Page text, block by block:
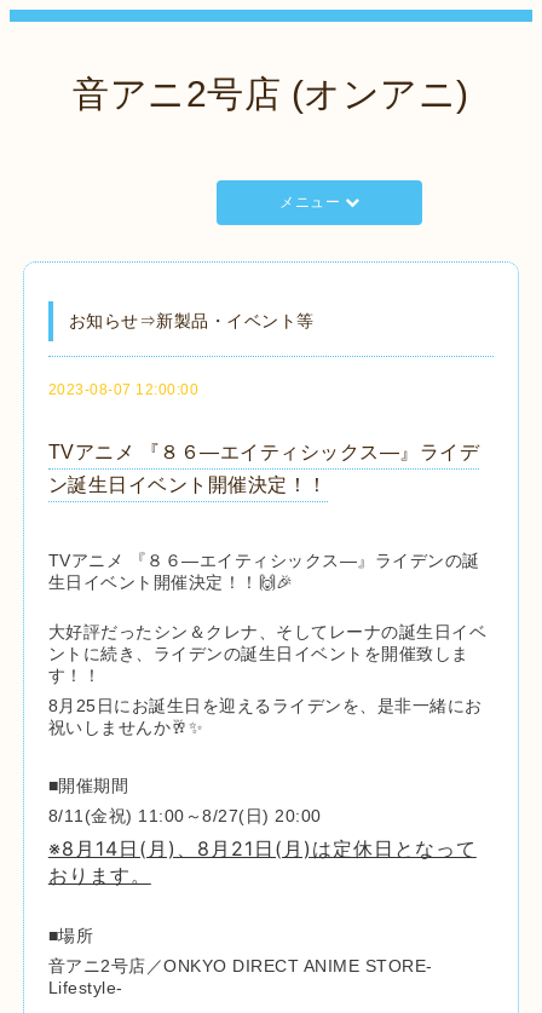
音アニ2号店 (オンアニ)
メニュー
お知らせ⇒新製品・イベント等
2023-08-07 12:00:00
TVアニメ 『８６―エイティシックス―』ライデ
ン誕生日イベント開催決定！！
TVアニメ 『８６―エイティシックス―』ライデンの誕
生日イベント開催決定！！🙌🎉
大好評だったシン＆クレナ、そしてレーナの誕生日イベ
ントに続き、ライデンの誕生日イベントを開催致しま
す！！
8月25日にお誕生日を迎えるライデンを、是非一緒にお
祝いしませんか🥂✨
■開催期間
8/11(金祝) 11:00～8/27(日) 20:00
※8月14日(月)、8月21日(月)は定休日となって
おります。
■場所
音アニ2号店／ONKYO DIRECT ANIME STORE-
Lifestyle-